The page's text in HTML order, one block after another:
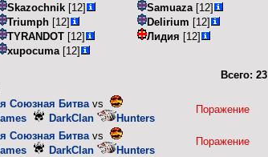
Skazochnik [12]
Triumph [12]
TYRANDOT [12]
xupocuma [12]
Samuaza [12]
Delirium [12]
Лидия [12]
Всего: 23
Союзная Битва vs
DarkClan Hunters
Поражение
Союзная Битва vs
DarkClan Hunters
Поражение